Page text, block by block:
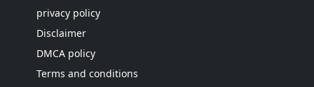
privacy policy
Disclaimer
DMCA policy
Terms and conditions